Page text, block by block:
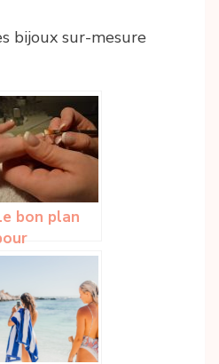
bijoux sur-mesure
bon plan